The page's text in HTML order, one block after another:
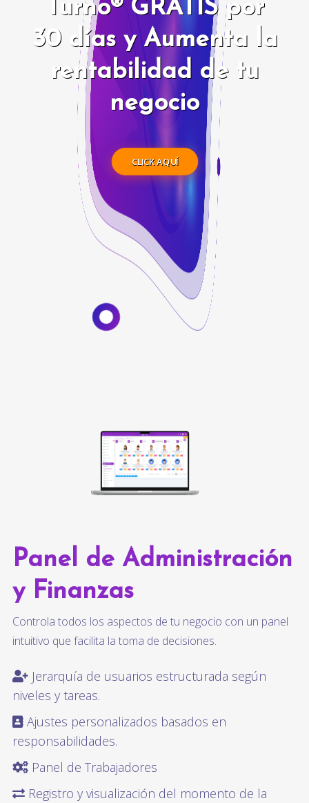
Turno® GRATIS por
30 días y Aumenta la
rentabilidad de tu
negocio
CLICK AQUÍ
Panel de Administración
y Finanzas
Controla todos los aspectos de tu negocio con un panel
intuitivo que facilita la toma de decisiones.
Jerarquía de usuarios estructurada según
niveles y tareas.
Ajustes personalizados basados en
responsabilidades.
Panel de Trabajadores
Registro y visualización del momento de la